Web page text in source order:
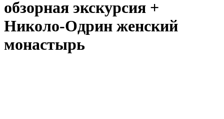
обзорная экскурсия +
Николо-Одрин женский
монастырь